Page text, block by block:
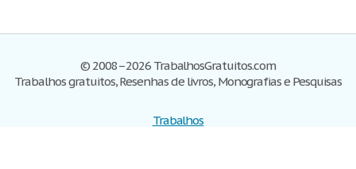
© 2008–2026 TrabalhosGratuitos.com
Trabalhos gratuitos, Resenhas de livros, Monografias e Pesquisas
Trabalhos